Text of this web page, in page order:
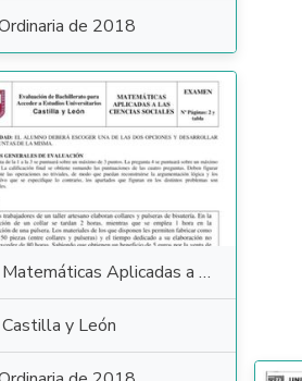
de 2018
Matemáticas Aplicadas a las Ciencias Sociales
Castilla y León